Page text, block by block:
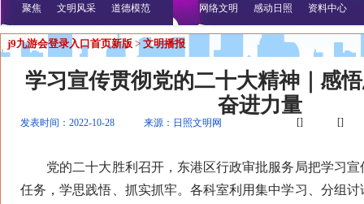
明播报
公益视频
聚焦 文明风采 道德模范
网络文明
感动日照 资料中心
j9九游会登录入口首页新版 > 文明播报
学习宣传贯彻党的二十大精神｜感
奋进力量
发表时间：2022-10-28 来源：日照文明网 [] []
党的二十大胜利召开，东港区行政审批服务局把学习宣
任务，学思践悟、抓实抓牢。各科室利用集中学习、分组